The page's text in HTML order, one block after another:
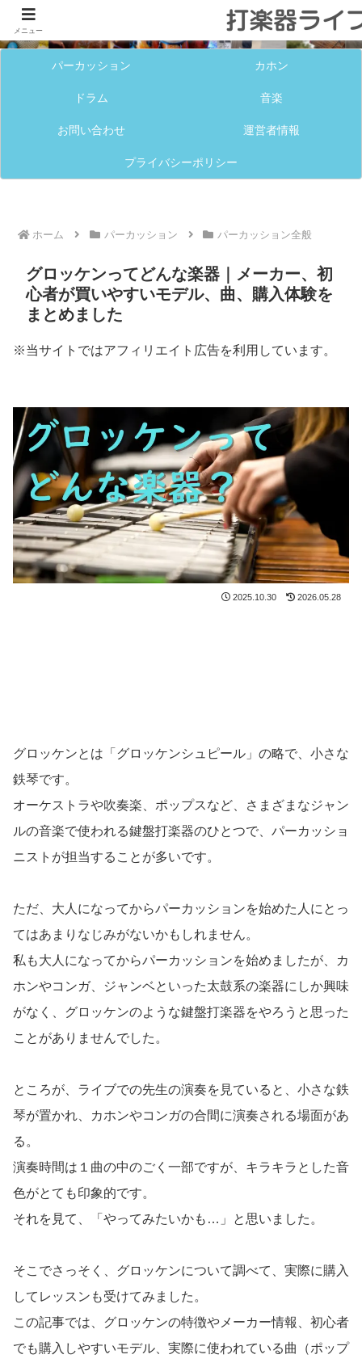
パーカッション カホン
ドラム 音楽
お問い合わせ 運営者情報
プライバシーポリシー
ホーム パーカッション パーカッション全般
グロッケンってどんな楽器｜メーカー、初
心者が買いやすいモデル、曲、購入体験を
まとめました
※当サイトではアフィリエイト広告を利用しています。
2025.10.30 2026.05.28
グロッケンとは「グロッケンシュピール」の略で、小さな
鉄琴です。
オーケストラや吹奏楽、ポップスなど、さまざまなジャン
ルの音楽で使われる鍵盤打楽器のひとつで、パーカッショ
ニストが担当することが多いです。
ただ、大人になってからパーカッションを始めた人にとっ
てはあまりなじみがないかもしれません。
私も大人になってからパーカッションを始めましたが、カ
ホンやコンガ、ジャンベといった太鼓系の楽器にしか興味
がなく、グロッケンのような鍵盤打楽器をやろうと思った
ことがありませんでした。
ところが、ライブでの先生の演奏を見ていると、小さな鉄
琴が置かれ、カホンやコンガの合間に演奏される場面があ
る。
演奏時間は１曲の中のごく一部ですが、キラキラとした音
色がとても印象的です。
それを見て、「やってみたいかも…」と思いました。
そこでさっそく、グロッケンについて調べて、実際に購入
してレッスンも受けてみました。
この記事では、グロッケンの特徴やメーカー情報、初心者
でも購入しやすいモデル、実際に使われている曲（ポップ
メニュー